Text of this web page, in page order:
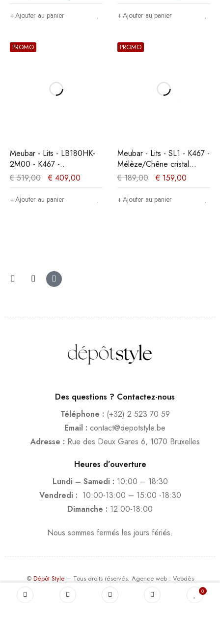
Ajouter au panier Ajouter au panier
PROMO
Meubar - Lits - LB180HK-
2M00 - K467 -
Mélèze/Chêne cristal
marron clair -
180x104x200cm
€519,00 € 409,00
Ajouter au panier
PROMO
Meubar - Lits - SL1 - K467 -
Mélèze/Chêne cristal
marron clair - 199x21x95cm
€189,00 € 159,00
Ajouter au panier
Des questions ? Contactez-nous
Téléphone : (+32) 2 523 70 59
Email : contact@depotstyle.be
Adresse : Rue des Deux Gares 6, 1070 Bruxelles
Heures d’ouverture
Lundi – Samedi : 10:00 – 18:30
Vendredi : 10:00-13:00 – 15:00 -18:30
Dimanche : 12:00-18:00
Nous sommes fermés les jours fériés.
© Dépôt Style– Tous droits réservés. Agence web: Vebdès
Conditions d'utilisation
Politique Vie Privée Qui sommes-nous 0